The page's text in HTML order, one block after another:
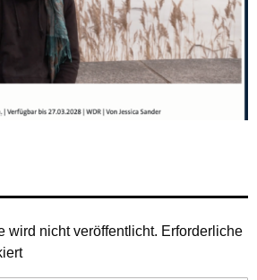
wird nicht veröffentlicht. Erforderliche